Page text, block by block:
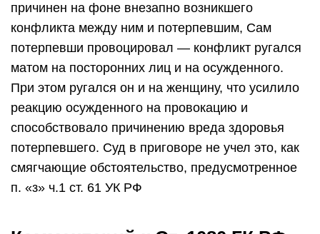
причинен на фоне внезапно возникшего
конфликта между ним и потерпевшим, Сам
потерпевши провоцировал — конфликт ругался
матом на посторонних лиц и на осужденного.
При этом ругался он и на женщину, что усилило
реакцию осужденного на провокацию и
способствовало причинению вреда здоровья
потерпевшего. Суд в приговоре не учел это, как
смягчающие обстоятельство, предусмотренное
п. «з» ч.1 ст. 61 УК РФ